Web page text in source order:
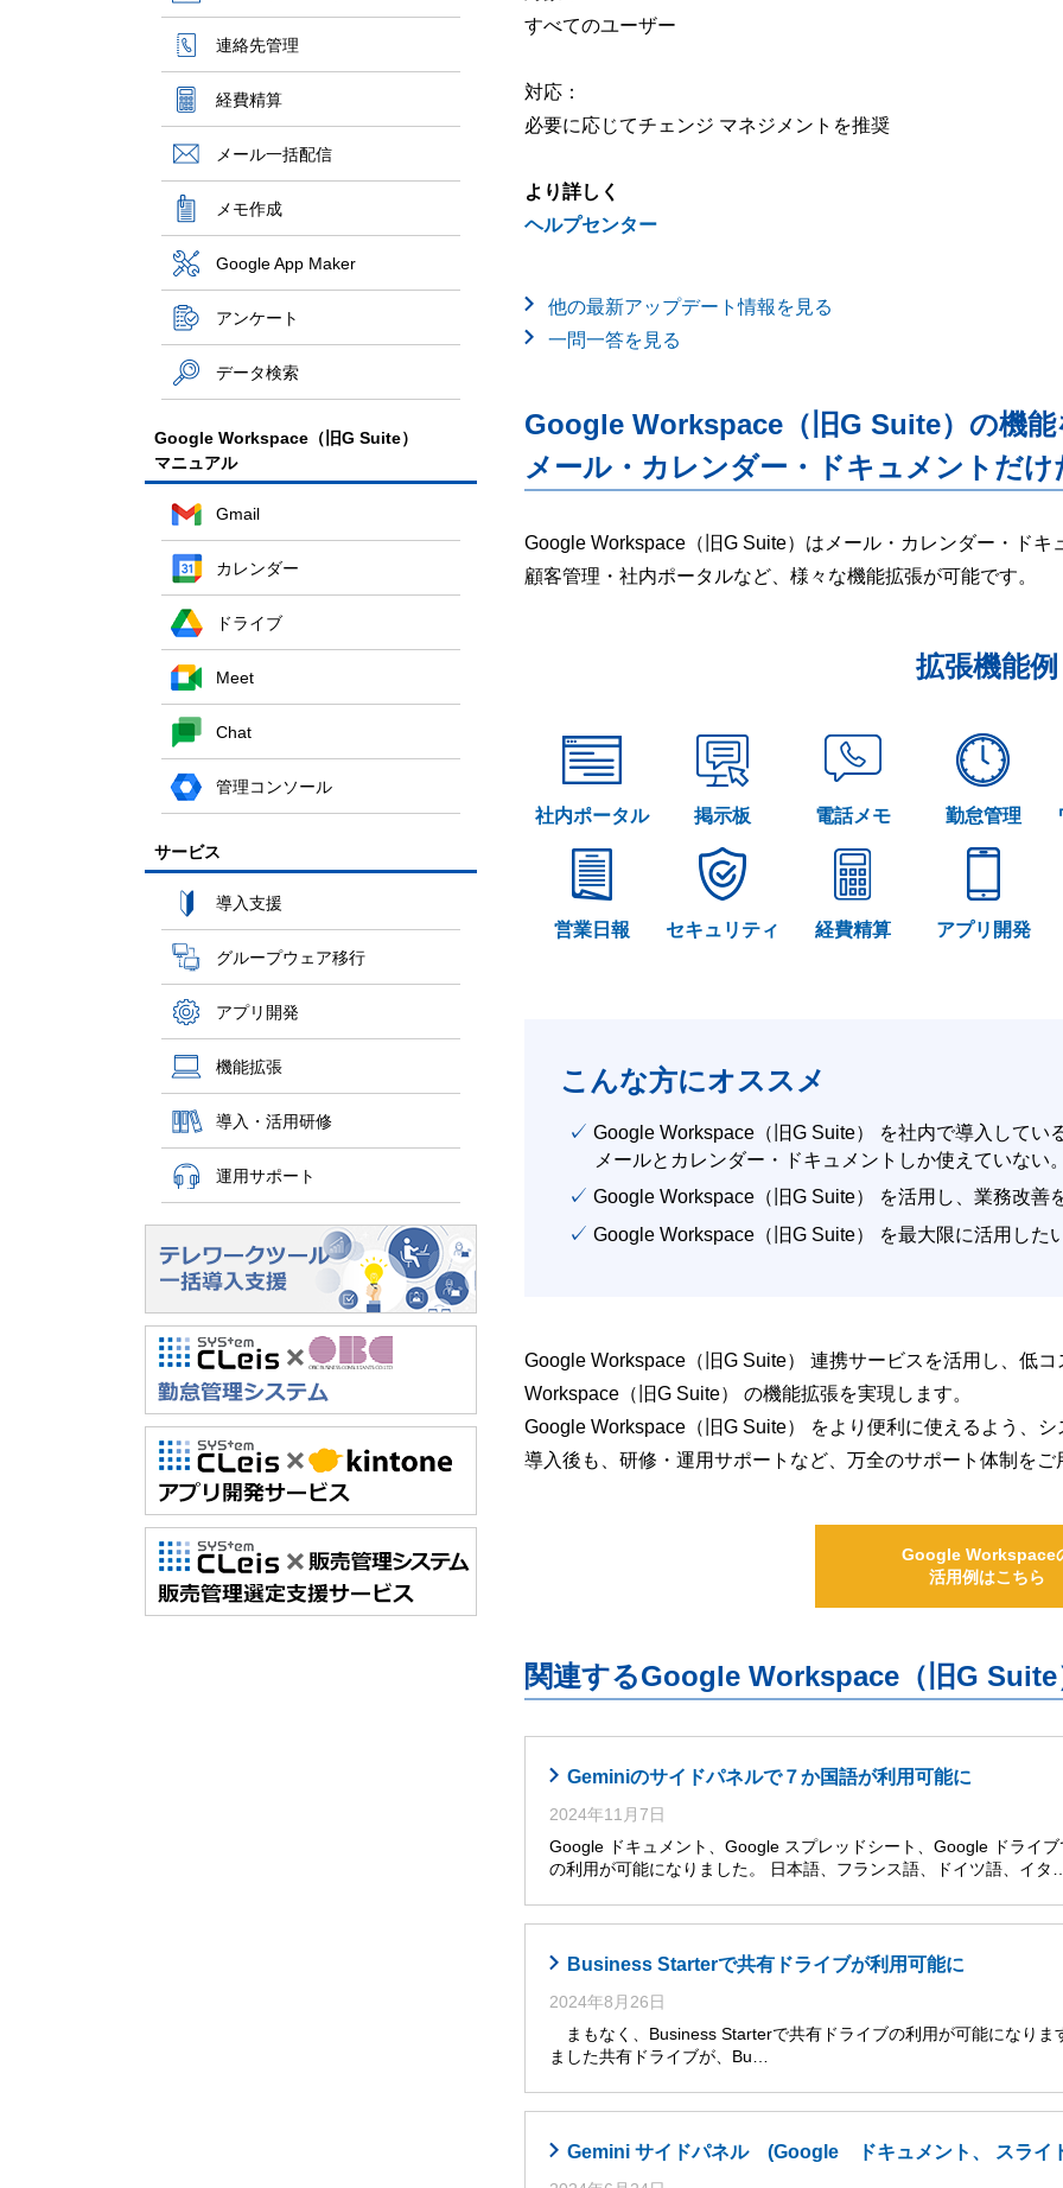
連絡先管理
経費精算
メール一括配信
メモ作成
Google App Maker
アンケート
データ検索
Google Workspace（旧G Suite）
マニュアル
Gmail
カレンダー
ドライブ
Meet
Chat
管理コンソール
サービス
導入支援
グループウェア移行
アプリ開発
機能拡張
導入・活用研修
運用サポート
すべてのユーザー
対応：
必要に応じてチェンジ マネジメントを推奨
より詳しく
ヘルプセンター
他の最新アップデート情報を見る
一問一答を見る
Google Workspace（旧G Suite）の機能
メール・カレンダー・ドキュメントだ
Google Workspace（旧G Suite）はメール・カレンダー・ドキ
顧客管理・社内ポータルなど、様々な機能拡張が可能です。
拡張機能例
社内ポータル 掲示板 電話メモ 勤怠管理
営業日報 セキュリティ 経費精算 アプリ開発
こんな方にオススメ
✓ Google Workspace（旧G Suite） を社内で導入してい
メールとカレンダー・ドキュメントしか使えていない
✓ Google Workspace（旧G Suite） を活用し、業務改善
✓ Google Workspace（旧G Suite） を最大限に活用した
Google Workspace（旧G Suite） 連携サービスを活用し、低
Workspace（旧G Suite） の機能拡張を実現します。
Google Workspace（旧G Suite） をより便利に使えるよう、
導入後も、研修・運用サポートなど、万全のサポート体制をご
Google Workspace
活用例はこちら
関連するGoogle Workspace（旧G
Geminiのサイドパネルで７か国語が利用可能に
2024年11月7日
Google ドキュメント、Google スプレッドシート、Google ドライ
の利用が可能になりました。 日本語、フランス語、ドイツ語、イタ
Business Starterで共有ドライブが利用可能に
2024年8月26日
まもなく、Business Starterで共有ドライブの利用が可能にな
ました共有ドライブが、Bu…
Gemini サイドパネル (Google ドキュメント、 スライ